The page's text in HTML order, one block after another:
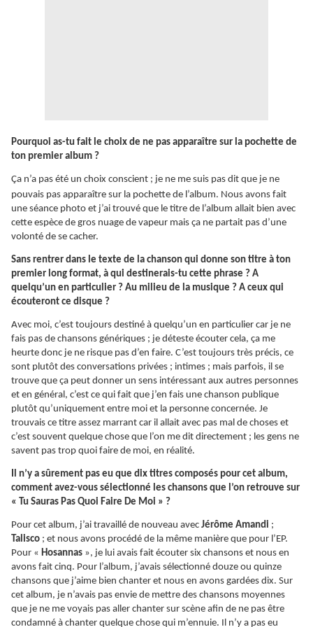
Pourquoi as-tu fait le choix de ne pas apparaître sur la pochette de
ton premier album ?
Ça n’a pas été un choix conscient ; je ne me suis pas dit que je ne
pouvais pas apparaître sur la pochette de l’album. Nous avons fait
une séance photo et j’ai trouvé que le titre de l’album allait bien avec
cette espèce de gros nuage de vapeur mais ça ne partait pas d’une
volonté de se cacher.
Sans rentrer dans le texte de la chanson qui donne son titre à ton
premier long format, à qui destinerais-tu cette phrase ? A
quelqu’un en particulier ? Au milieu de la musique ? A ceux qui
écouteront ce disque ?
Avec moi, c’est toujours destiné à quelqu’un en particulier car je ne
fais pas de chansons génériques ; je déteste écouter cela, ça me
heurte donc je ne risque pas d’en faire. C’est toujours très précis, ce
sont plutôt des conversations privées ; intimes ; mais parfois, il se
trouve que ça peut donner un sens intéressant aux autres personnes
et en général, c’est ce qui fait que j’en fais une chanson publique
plutôt qu’uniquement entre moi et la personne concernée. Je
trouvais ce titre assez marrant car il allait avec pas mal de choses et
c’est souvent quelque chose que l’on me dit directement ; les gens ne
savent pas trop quoi faire de moi, en réalité.
Il n’y a sûrement pas eu que dix titres composés pour cet album,
comment avez-vous sélectionné les chansons que l’on retrouve sur
« Tu Sauras Pas Quoi Faire De Moi » ?
Pour cet album, j’ai travaillé de nouveau avec Jérôme Amandi ;
Talisco ; et nous avons procédé de la même manière que pour l’EP.
Pour « Hosannas », je lui avais fait écouter six chansons et nous en
avons fait cinq. Pour l’album, j’avais sélectionné douze ou quinze
chansons que j’aime bien chanter et nous en avons gardées dix. Sur
cet album, je n’avais pas envie de mettre des chansons moyennes
que je ne me voyais pas aller chanter sur scène afin de ne pas être
condamné à chanter quelque chose qui m’ennuie. Il n’y a pas eu